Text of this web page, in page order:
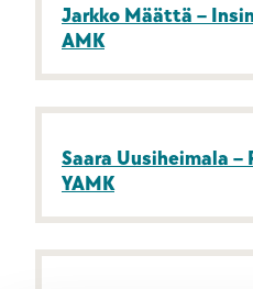
Jarkko Määttä –
AMK
Saara Uusiheimala –
YAMK